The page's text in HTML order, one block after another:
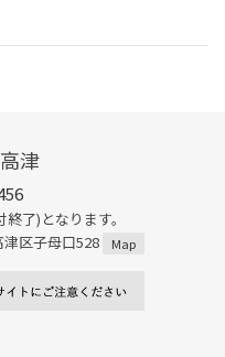
津
了)となります。
区子母口528
Map